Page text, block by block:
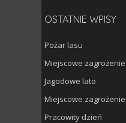
OSTATNIE WPISY
Pożar lasu
Miejscowe zagrożenie
Jagodowe lato
Miejscowe zagrożenie
Pracowity dzień